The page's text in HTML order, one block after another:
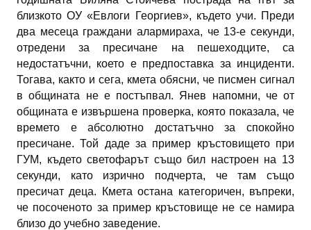
близкото ОУ «Евлоги Георгиев», където учи. Преди
два месеца граждани алармираха, че 13-е секунди,
отредени за пресичане на пешеходците, са
недостатъчни, което е предпоставка за инциденти.
Тогава, както и сега, кмета обясни, че писмен сигнал
в общината не е постъпвал. Янев напомни, че от
общината е извършена проверка, която показала, че
времето е абсолютно достатъчно за спокойно
пресичане. Той даде за пример кръстовището при
ГУМ, където светофарът също бил настроен на 13
секунди, като изрично подчерта, че там също
пресичат деца. Кмета остана категоричен, въпреки,
че посоченото за пример кръстовище не се намира
близо до учебно заведение.